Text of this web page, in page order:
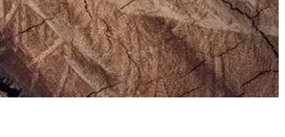
bir arada yakalayın.